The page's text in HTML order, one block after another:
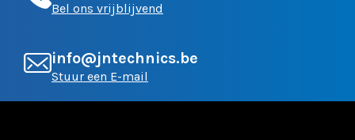
Bel ons vrijblijvend
info@jntechnics.be
Stuur een E-mail